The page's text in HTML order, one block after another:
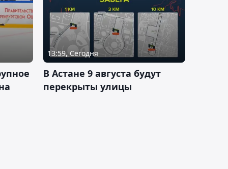
13:59, Сегодня
В Астане 9 августа будут
перекрыты улицы